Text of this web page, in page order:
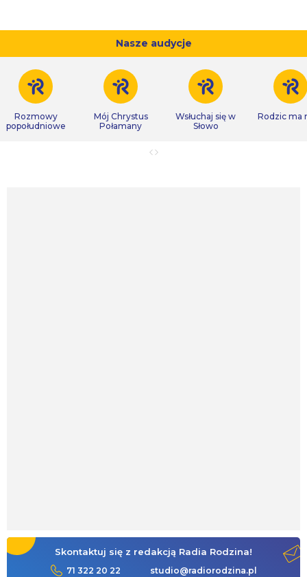
Nasze audycje
Rozmowy
popołudniowe
Mój Chrystus
Połamany
Wsłuchaj się w
Słowo
Rodzic ma
Skontaktuj się z redakcją Radia Rodzina!
71 322 20 22 studio@radiorodzina.pl